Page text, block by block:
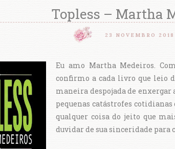
Topless – Martha
23 NOVEMBRO 2018
Eu amo Martha Medeiros.
confirmo a cada livro que leio
maneira despojada de enxergar
pequenas catástrofes
qualquer coisa do jeito que
duvidar de sua sinceridade para